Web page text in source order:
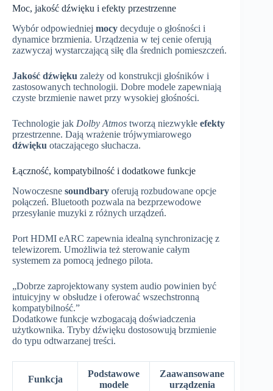
Moc, jakość dźwięku i efekty przestrzenne
Wybór odpowiedniej mocy decyduje o głośności i
dynamice brzmienia. Urządzenia w tej cenie oferują
zazwyczaj wystarczającą siłę dla średnich pomieszczeń.
Jakość dźwięku zależy od konstrukcji głośników i
zastosowanych technologii. Dobre modele zapewniają
czyste brzmienie nawet przy wysokiej głośności.
Technologie jak Dolby Atmos tworzą niezwykłe efekty
przestrzenne. Dają wrażenie trójwymiarowego
dźwięku otaczającego słuchacza.
Łączność, kompatybilność i dodatkowe funkcje
Nowoczesne soundbary oferują rozbudowane opcje
połączeń. Bluetooth pozwala na bezprzewodowe
przesyłanie muzyki z różnych urządzeń.
Port HDMI eARC zapewnia idealną synchronizację z
telewizorem. Umożliwia też sterowanie całym
systemem za pomocą jednego pilota.
„Dobrze zaprojektowany system audio powinien być
intuicyjny w obsłudze i oferować wszechstronną
kompatybilność.”
Dodatkowe funkcje wzbogacają doświadczenia
użytkownika. Tryby dźwięku dostosowują brzmienie
do typu odtwarzanej treści.
Funkcja
Podstawowe
modele
Zaawansowane
urządzenia